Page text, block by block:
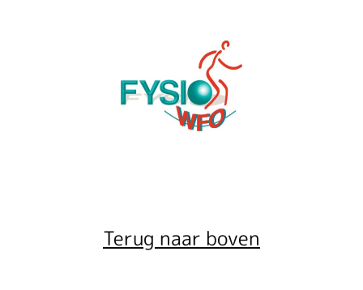
Terug naar boven